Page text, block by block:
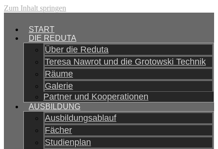
Zum Inhalt springen
START
DIE REDUTA
Über die Reduta
Teresa Nawrot und die Grotowski Technik
Räume
Galerie
Partner und Kooperationen
AUSBILDUNG
Ausbildungsablauf
Fächer
Studienplan